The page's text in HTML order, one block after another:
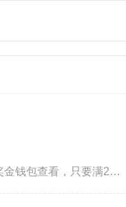
叩富全民炼股争霸赛上周盈利排名公布、奖金已发放，参赛的朋友可以到叩富简投大赛专用奖金钱包查看，只要满20元就能直接提现，每周每月都有现金奖励。 &n...